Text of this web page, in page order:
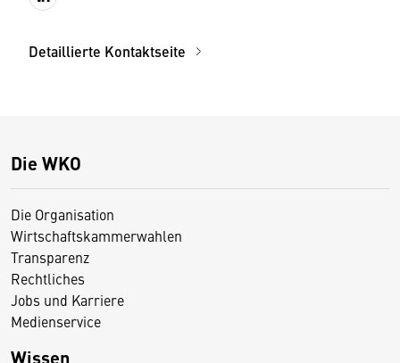
Detaillierte Kontaktseite
Die WKO
Die Organisation
Wirtschaftskammerwahlen
Transparenz
Rechtliches
Jobs und Karriere
Medienservice
Wissen